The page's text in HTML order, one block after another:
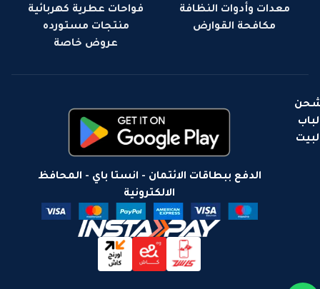
معدات وأدوات النظافة
مكافحة القوارض
فواحات عطرية كهربائية
منتجات مستورده
عروض خاصة
لباب
الدفع ببطاقات الائتمان - انستا باي - المحافظ
الالكترونية